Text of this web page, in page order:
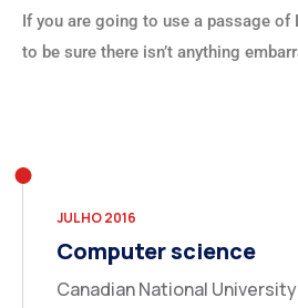
If you are going to use a passage of
to be sure there isn’t anything
JULHO 2016
Computer science
Canadian National University